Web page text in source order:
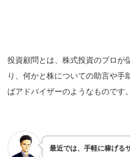
投資顧問とは、株式投資のプロが
り、何かと株についての助言や手
ばアドバイザーのようなものです。
最近では、手軽に稼げる